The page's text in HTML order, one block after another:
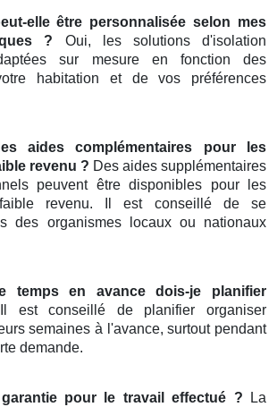
elle être personnalisée selon mes
? Oui, les solutions d'isolation
sur mesure en fonction des
habitation et de vos préférences
aides complémentaires pour les
revenu ? Des aides supplémentaires
peuvent être disponibles pour les
revenu. Il est conseillé de se
des organismes locaux ou nationaux
temps en avance dois-je planifier
est conseillé de planifier organiser
semaines à l'avance, surtout pendant
demande.
pour le travail effectué ? La